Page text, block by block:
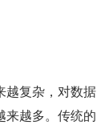
越复杂，对数据
来越多。传统的